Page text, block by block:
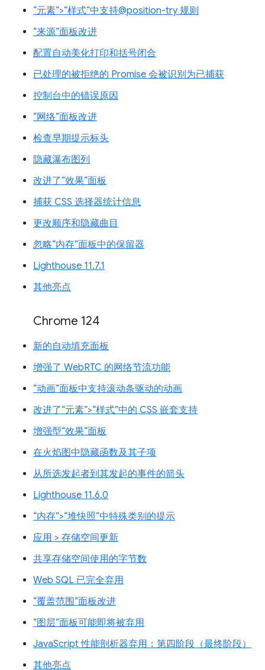
“元素”>“样式”中支持@position-try 规则
“来源”面板改进
配置自动美化打印和括号闭合
已处理的被拒绝的 Promise 会被识别为已捕获
控制台中的错误原因
“网络”面板改进
检查早期提示标头
隐藏瀑布图列
改进了“效果”面板
捕获 CSS 选择器统计信息
更改顺序和隐藏曲目
忽略“内存”面板中的保留器
Lighthouse 11.7.1
其他亮点
Chrome 124
新的自动填充面板
增强了 WebRTC 的网络节流功能
“动画”面板中支持滚动条驱动的动画
改进了“元素”>“样式”中的 CSS 嵌套支持
增强型“效果”面板
在火焰图中隐藏函数及其子项
从所选发起者到其发起的事件的箭头
Lighthouse 11.6.0
“内存”>“堆快照”中特殊类别的提示
应用 > 存储空间更新
共享存储空间使用的字节数
Web SQL 已完全弃用
“覆盖范围”面板改进
“图层”面板可能即将被弃用
JavaScript 性能剖析器弃用：第四阶段（最终阶段）
其他亮点